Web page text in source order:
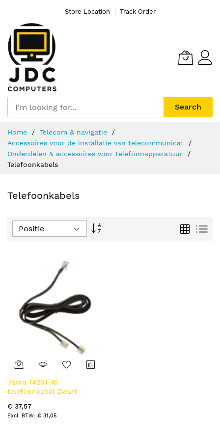
Store Location Track Order
Search
naar
de
inhoud
Home
Telecom & navigatie
Accessoires voor de installatie van telecommunicat
Onderdelen & accessoires voor telefoonapparatuur
Telefoonkabels
Telefoonkabels
Van
Foto-
tabel
Jabra 14201-10
telefoonkabel Zwart
€ 37,57
€ 31,05